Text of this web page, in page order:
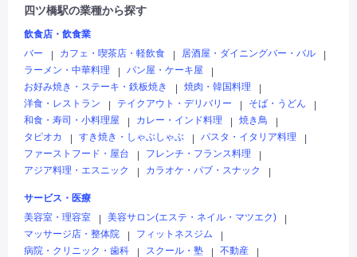
四ツ橋駅の業種から探す
飲食店・飲食業
バー
カフェ・喫茶店・軽飲食 居酒屋・ダイニングバー・バル
ラーメン・中華料理
パン屋・ケーキ屋
お好み焼き・ステーキ・鉄板焼き
焼肉・韓国料理
洋食・レストラン
テイクアウト・デリバリー そば・うどん
和食・寿司・小料理屋
カレー・インド料理 焼き鳥
タピオカ
すき焼き・しゃぶしゃぶ パスタ・イタリア料理
ファーストフード・屋台
フレンチ・フランス料理
アジア料理・エスニック
カラオケ・パブ・スナック
サービス・医療
美容室・理容室
美容サロン(エステ・ネイル・マツエク)
マッサージ店・整体院
フィットネスジム
病院・クリニック・歯科
スクール・塾 不動産